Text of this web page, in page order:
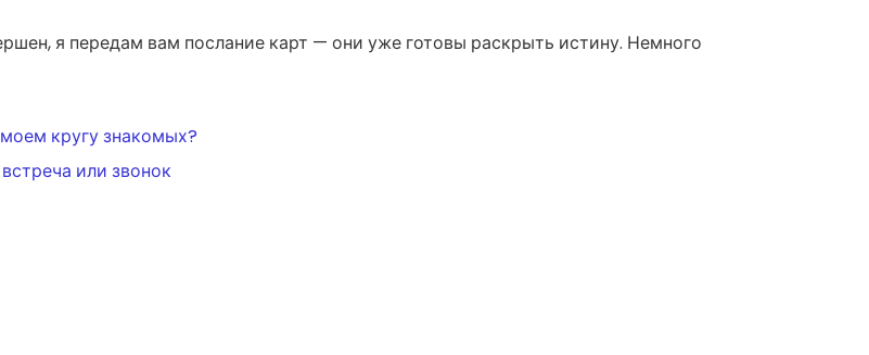
я передам вам послание карт — они уже готовы раскрыть истину. Немного
кругу знакомых?
или звонок